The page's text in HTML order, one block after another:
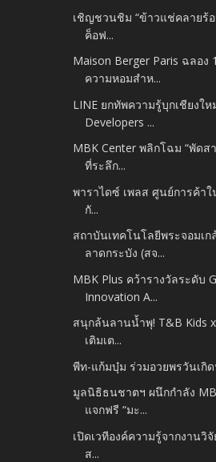
เชิญชวนชิม “ข้าวแช่คลายร้อ
ค็อฟ...
Maison Berger Paris ฉลอง
ความหอมสำห...
LINE ยกทัพความรู้บุกเชียงให
Developers ...
MBK Center พลิกโฉม “พัดส
ที่ระลึก...
พาราไดซ์ เพลส ศูนย์การค้าใ
กั...
สถาบันเทคโนโลยีพระจอมเ
ลาดกระบัง (สจ...
MBK Plus คว้ารางวัลระดับ
Innovation A...
สนุกล้นลานน้ำพุ! T&B Kids x
เติมเต...
พีท-แก้มบุ๋ม ร่วมอวยพรวันเกิ
มูลนิธิธนชาตฯ ผนึกกำลัง
แจกฟรี “มะ...
เปิดเวทีองค์ความรู้จากงาน
ส...